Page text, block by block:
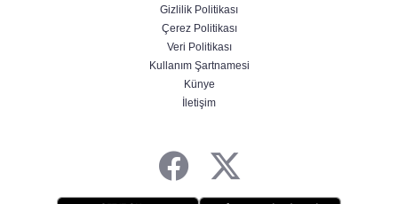
Cumhurbaşkanı Erdoğan'dan Terörsüz
Türkiye vurgusu
Serdal Adalı'dan Salah açıklaması!
Gizlilik Politikası
Çerez Politikası
Veri Politikası
Kullanım Şartnamesi
Künye
İletişim